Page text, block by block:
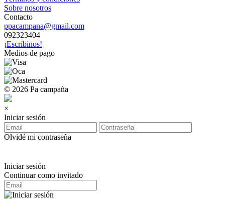
Sobre nosotros
Contacto
ppacampana@gmail.com
092323404
¡Escribinos!
Medios de pago
© 2026 Pa campaña
×
Iniciar sesión
Olvidé mi contraseña
Iniciar sesión
Continuar como invitado